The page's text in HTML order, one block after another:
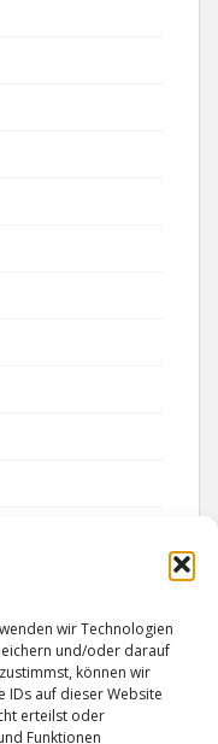
wir Technologien
und/oder darauf
können wir
IDs auf dieser Website
erteilst oder
Funktionen